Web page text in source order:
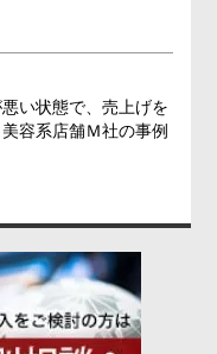
い状態で、売上げを
容系店舗Ｍ社の事例